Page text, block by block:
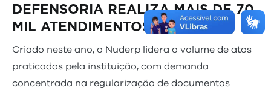
DEFENSORIA REALIZA MAIS DE 70
MIL ATENDIMENTOS
Criado neste ano, o Nuderp lidera o volume de atos
praticados pela instituição, com demanda
concentrada na regularização de documentos